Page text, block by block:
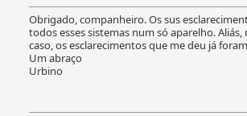
Obrigado, companheiro. Os sus
todos esses sistemas num só aparelho.
caso, os esclarecimentos que me deu já
Um abraço
Urbino